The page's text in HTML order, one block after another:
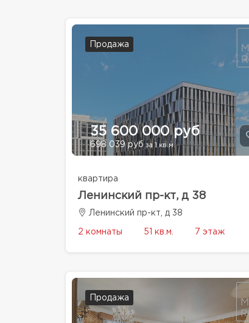
Продажа
35 600 000 руб
698 039 рубза 1 кв.м.
квартира
Ленинский пр-кт, д 38
Ленинский пр-кт, д 38
2 комнаты 51 кв.м. 7 этаж
Продажа